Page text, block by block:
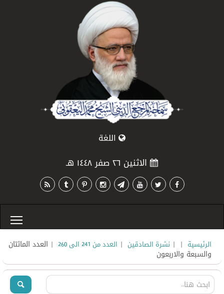
اللغة
الاثنين ٢٦ صفر ١٤٤٨ هـ
الرئيسية |
| نشرة الصادقين | العدد من 241 الى 260 | العدد المائتان
والسبعة والاربعون